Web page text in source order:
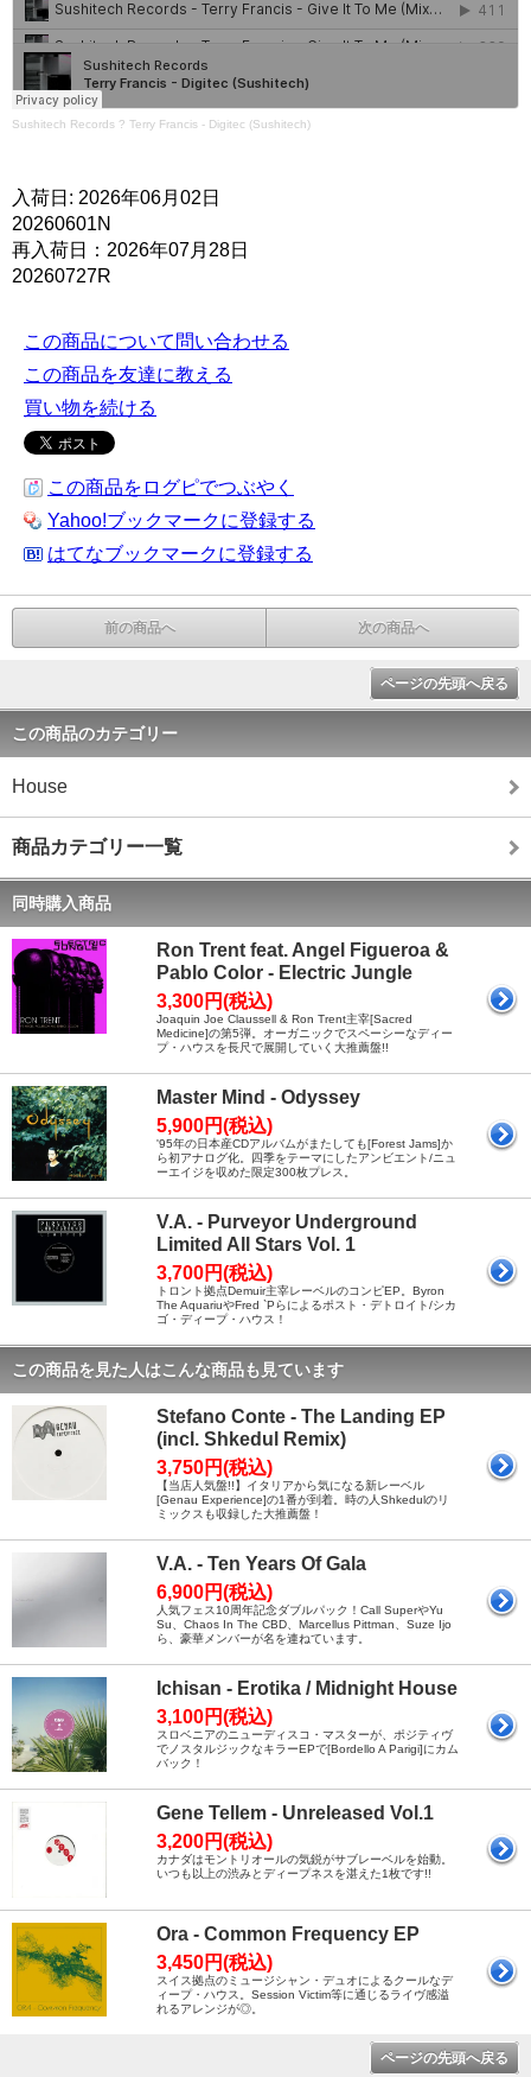
Sushitech Records ? Terry Francis - Digitec (Sushitech)
入荷日: 2026年06月02日
20260601N
再入荷日：2026年07月28日
20260727R
この商品について問い合わせる
この商品を友達に教える
買い物を続ける
この商品をログピでつぶやく
Yahoo!ブックマークに登録する
はてなブックマークに登録する
前の商品へ 次の商品へ
ページの先頭へ戻る
この商品のカテゴリー
House
商品カテゴリー一覧
同時購入商品
Ron Trent feat. Angel Figueroa &
Pablo Color - Electric Jungle
3,300円(税込)
Joaquin Joe Claussell & Ron Trent主宰[Sacred
Medicine]の第5弾。オーガニックでスペーシーなディー
プ・ハウスを長尺で展開していく大推薦盤!!
Master Mind - Odyssey
5,900円(税込)
'95年の日本産CDアルバムがまたしても[Forest Jams]か
ら初アナログ化。四季をテーマにしたアンビエント/ニュ
ーエイジを収めた限定300枚プレス。
V.A. - Purveyor Underground
Limited All Stars Vol. 1
3,700円(税込)
トロント拠点Demuir主宰レーベルのコンピEP。Byron
The AquariuやFred `Pらによるポスト・デトロイト/シカ
ゴ・ディープ・ハウス！
この商品を見た人はこんな商品も見ています
Stefano Conte - The Landing EP
(incl. Shkedul Remix)
3,750円(税込)
【当店人気盤!!】イタリアから気になる新レーベル
[Genau Experience]の1番が到着。時の人Shkedulのリ
ミックスも収録した大推薦盤！
V.A. - Ten Years Of Gala
6,900円(税込)
人気フェス10周年記念ダブルパック！Call SuperやYu
Su、Chaos In The CBD、Marcellus Pittman、Suze Ijo
ら、豪華メンバーが名を連ねています。
Ichisan - Erotika / Midnight House
3,100円(税込)
スロベニアのニューディスコ・マスターが、ポジティヴ
でノスタルジックなキラーEPで[Bordello A Parigi]にカム
バック！
Gene Tellem - Unreleased Vol.1
3,200円(税込)
カナダはモントリオールの気鋭がサブレーベルを始動。
いつも以上の渋みとディープネスを湛えた1枚です!!
Ora - Common Frequency EP
3,450円(税込)
スイス拠点のミュージシャン・デュオによるクールなデ
ィープ・ハウス。Session Victim等に通じるライヴ感溢
れるアレンジが◎。
ページの先頭へ戻る